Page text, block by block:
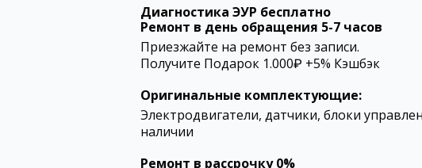
Диагностика ЭУР бесплатно
Ремонт в день обращения 5-7 часов
Приезжайте на ремонт без записи.
Получите Подарок 1.000₽ +5% Кэшбэк
Оригинальные комплектующие:
Электродвигатели, датчики, блоки
наличии
Ремонт в рассрочку 0%